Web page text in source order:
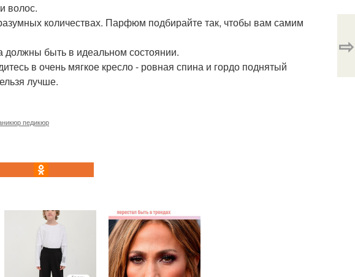
волос.
количествах. Парфюм подбирайте так, чтобы вам самим
должны быть в идеальном состоянии.
в очень мягкое кресло - ровная спина и гордо поднятый
лучше.
педикюр
⇨